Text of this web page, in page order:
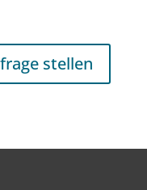
stellen